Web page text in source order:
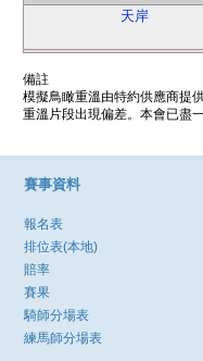
天岸
備註
模擬鳥瞰重溫由特約供應商提
重溫片段出現偏差。本會已盡
賽事資料
報名表
排位表(本地)
賠率
賽果
騎師分場表
練馬師分場表